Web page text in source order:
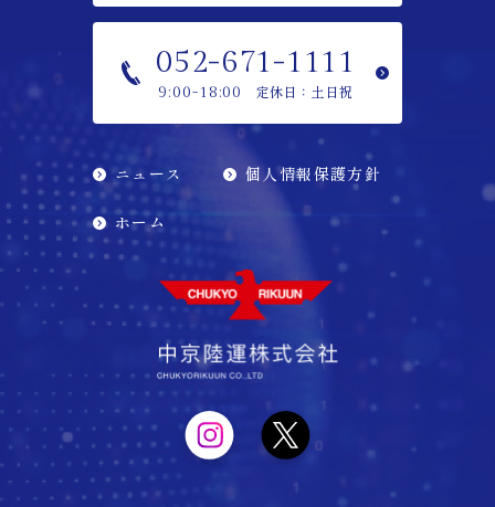
052-671-1111
9:00-18:00 定休日：土日祝
ニュース 個人情報保護方針
ホーム